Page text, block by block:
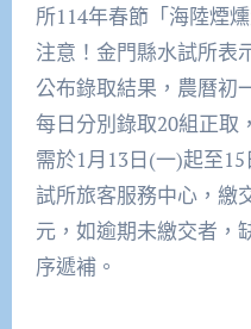
所114年春節「海陸煙
注意！金門縣水試所表
公布錄取結果，農曆初
每日分別錄取20組正取
需於1月13日(一)起至
試所旅客服務中心，繳
元，如逾期未繳交者，
序遞補。